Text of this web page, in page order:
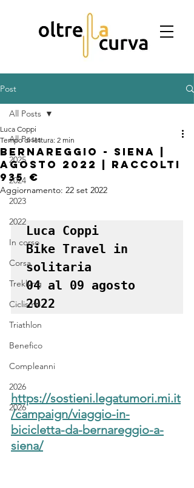
Post
All Posts
2025
2024
2023
2022
In corso
Corsa
Trekking
Ciclismo
Triathlon
Benefico
Compleanni
2026
2026
All Posts
Bernareggio - Siena |
Agosto 2022 | Raccolti
935 €
Luca Coppi
Tempo di lettura: 2 min
Aggiornamento: 22 set 2022
Luca Coppi
Bike Travel in
solitaria
04 al 09 agosto
2022
https://sostieni.legatumori.mi.it
/campaign/viaggio-in-
bicicletta-da-bernareggio-a-
siena/